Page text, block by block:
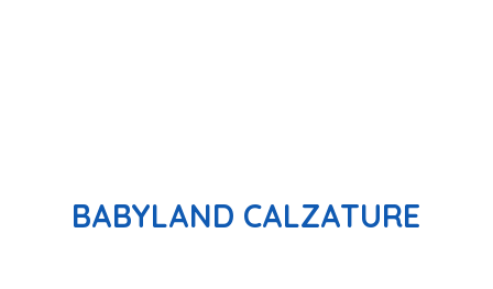
BABYLAND CALZATURE